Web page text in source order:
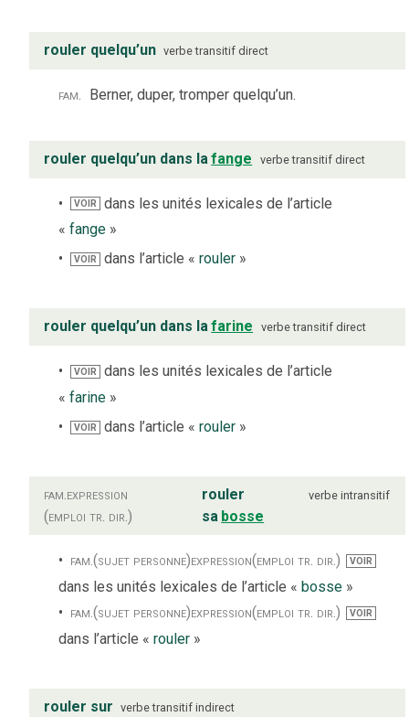
rouler quelqu’un verbe transitif direct
fam. Berner, duper, tromper quelqu’un.
rouler quelqu’un dans la fange verbe transitif direct
VOIR
dans les unités lexicales de l’article
« fange »
VOIR dans l’article «rouler »
rouler quelqu’un dans lafarine verbe transitif direct
VOIR
dans les unités lexicales de l’article
« farine »
VOIR dans l’article «rouler »
fam.expression
(emploi tr. dir.)
rouler
sa bosse
verbe intransitif
fam.(sujet personne)expression(emploi tr. dir.) VOIR
dans les unités lexicales de l’article « bosse »
fam.(sujet personne)expression(emploi tr. dir.) VOIR
dans l’article « rouler »
rouler sur verbe transitif indirect